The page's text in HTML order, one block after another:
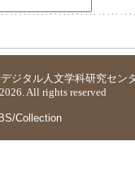
ジタル人文学科研究セン
All rights reserved
Collection